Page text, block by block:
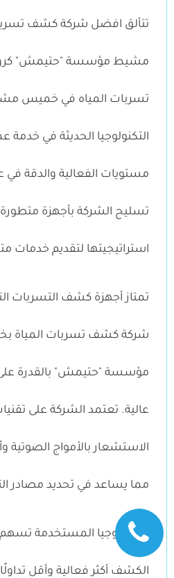
تتألق افضل شركة كشف
مشيط مؤسسة "حتيمش"
تسربات المياه في خميس
التكنولوجيا الحديثة في خدمة
مستويات الفعالية والدقة
تسليح الشركة بأجهزة متطورة
استراتيجيتها لتقديم خدمات
تمتاز أجهزة كشف التسربات
شركة كشف تسربات
مؤسسة "حتيمش" بالقدرة
عالية. تعتمد الشركة على
الاستشعار بالأمواج الصوتية
مما يساعد في تحديد مصادر
التكنولوجيا المستخدمة
الكشف أكثر فعالية وأقل